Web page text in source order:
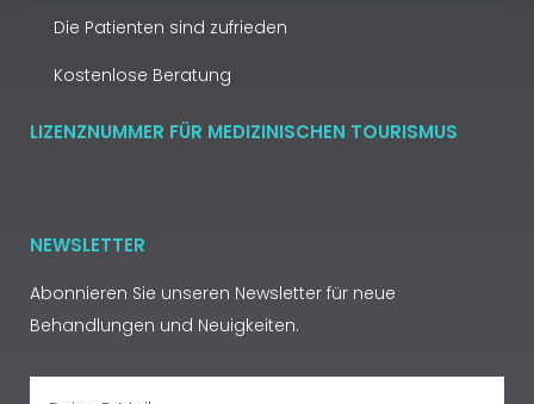
Die Patienten sind zufrieden
Kostenlose Beratung
LIZENZNUMMER FÜR MEDIZINISCHEN TOURISMUS
NEWSLETTER
Abonnieren Sie unseren Newsletter für neue
Behandlungen und Neuigkeiten.